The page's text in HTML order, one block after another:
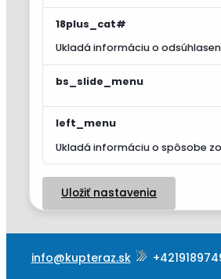
18plus_cat#
Ukladá informáciu o
bs_slide_menu
left_menu
Ukladá informáciu o spôsobe
Uložiť nastavenia
info@kupteraz.sk